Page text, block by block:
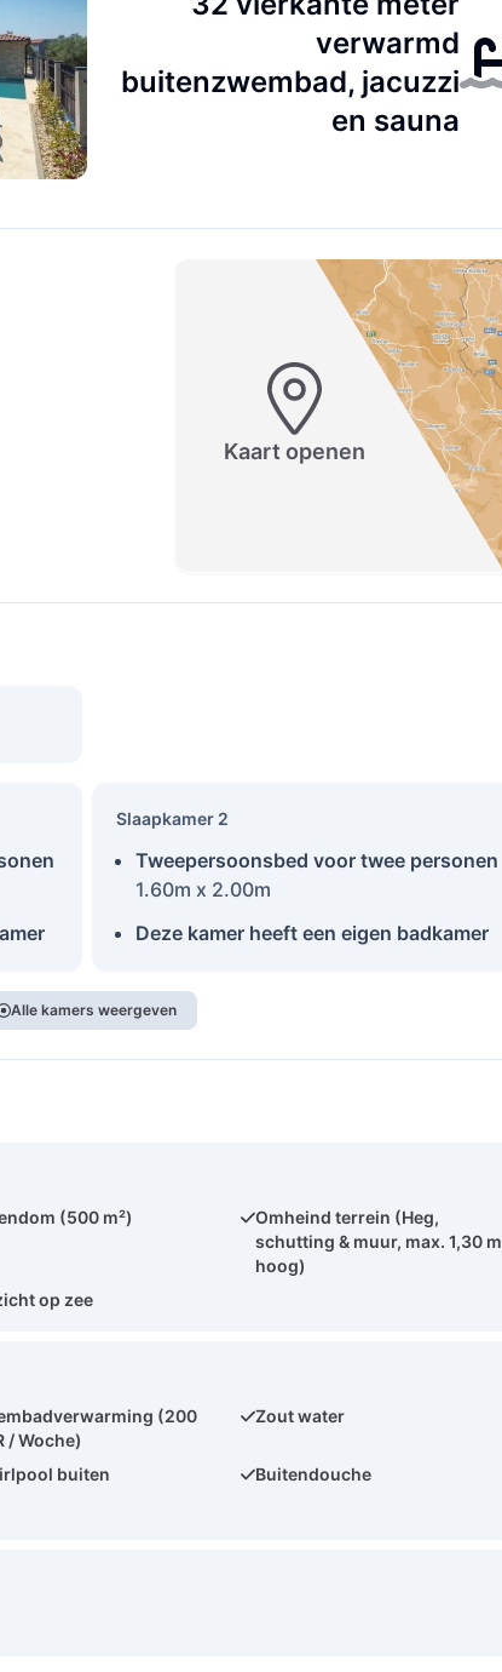
verwarmd
buitenzwembad, jacuzzi
en sauna
Kaart openen
Slaapkamer 2
Tweepersoonsbed voor twee personen
1.60m x 2.00m
Deze kamer heeft een eigen badkamer
Alle kamers weergeven
(500 m²)
Omheind terrein (Heg,
schutting & muur, max. 1,30 m
hoog)
op zee
(200
/ Woche)
Zout water
buiten
Buitendouche